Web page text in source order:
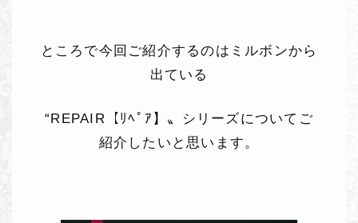
ところで今回ご紹介するのはミルボンから
出ている
“REPAIR【ﾘﾍﾟｱ】〟シリーズについてご
紹介したいと思います。